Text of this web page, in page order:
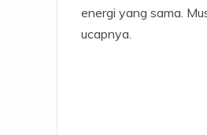
energi yang sama.
ucapnya.